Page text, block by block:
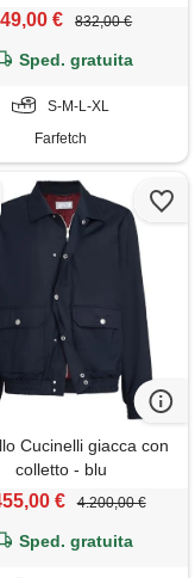
grigio
€ 832,00 €
Sped. gratuita
S-M-L-XL
Farfetch
Cucinelli giacca con
colletto - blu
€ 4.200,00 €
Sped. gratuita